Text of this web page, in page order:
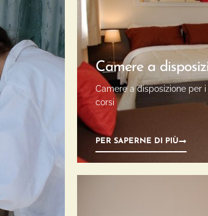
Camere a
Camere a disposizione per
corsi
PER SAPERNE DI PIÙ